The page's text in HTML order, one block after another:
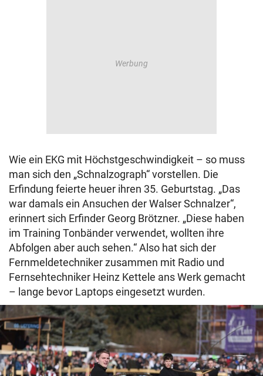
Wie ein EKG mit Höchstgeschwindigkeit – so muss
man sich den „Schnalzograph“ vorstellen. Die
Erfindung feierte heuer ihren 35. Geburtstag. „Das
war damals ein Ansuchen der Walser Schnalzer“,
erinnert sich Erfinder Georg Brötzner. „Diese haben
im Training Tonbänder verwendet, wollten ihre
Abfolgen aber auch sehen.“ Also hat sich der
Fernmeldetechniker zusammen mit Radio und
Fernsehtechniker Heinz Kettele ans Werk gemacht
– lange bevor Laptops eingesetzt wurden.